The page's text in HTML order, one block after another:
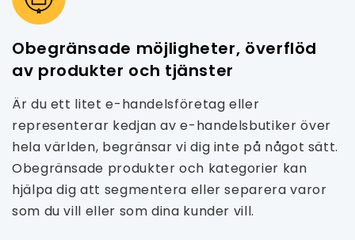
Obegränsade möjligheter, överflöd
av produkter och tjänster
Är du ett litet e-handelsföretag eller
representerar kedjan av e-handelsbutiker över
hela världen, begränsar vi dig inte på något sätt.
Obegränsade produkter och kategorier kan
hjälpa dig att segmentera eller separera varor
som du vill eller som dina kunder vill.